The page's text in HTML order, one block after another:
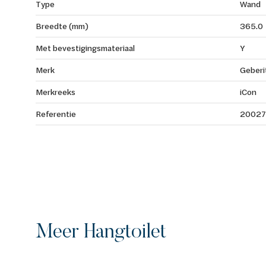
Type
Wand
Breedte (mm)
365.0
Met bevestigingsmateriaal
Y
Merk
Merkreeks
iCon
Referentie
Meer Hangtoilet